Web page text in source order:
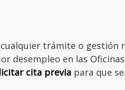
trámite o gestión
desempleo en las
cita previa para que